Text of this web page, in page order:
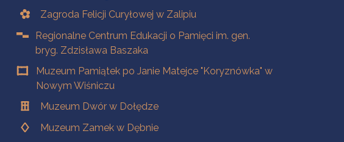
Zagroda Felicji Curyłowej w Zalipiu
Regionalne Centrum Edukacji o Pamięci im. gen.
bryg. Zdzisława Baszaka
Muzeum Pamiątek po Janie Matejce "Koryznówka" w
Nowym Wiśniczu
Muzeum Dwór w Dołędze
Muzeum Zamek w Dębnie